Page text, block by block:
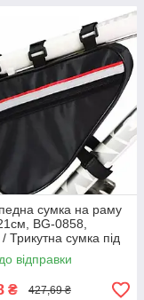
сумка на раму
BG-0858,
Трикутна сумка під
велосумка
відправки
₴ 427,69 ₴